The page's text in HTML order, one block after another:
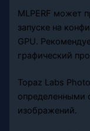
MLPERF может
запуске на
GPU.
графический
Topaz Labs
определенными
изображений.